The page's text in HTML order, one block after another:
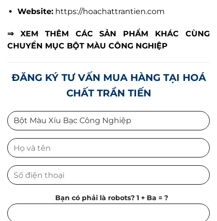
Website:https://hoachattrantien.com
⇒ XEM THÊM CÁC SẢN PHẨM KHÁC CÙNG
CHUYỂN MỤC BỘT MÀU CÔNG NGHIỆP
ĐĂNG KÝ TƯ VẤN MUA HÀNG TẠI HOÁ
CHẤT TRẦN TIẾN
Bạn có phải là robots? 1 + Ba = ?